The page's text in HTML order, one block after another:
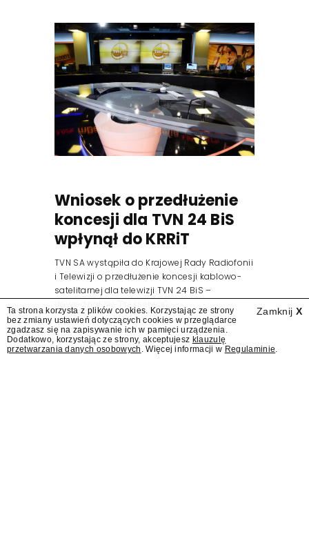
Wniosek o przedłużenie
koncesji dla TVN 24 BiS
wpłynął do KRRiT
TVN SA wystąpiła do Krajowej Rady Radiofonii
i Telewizji o przedłużenie koncesji kablowo-
satelitarnej dla telewizji TVN 24 BiS –
dowiedział się "Presserwis".
Zamknij X
Ta strona korzysta z plików cookies. Korzystając ze strony
bez zmiany ustawień dotyczących cookies w przeglądarce
zgadzasz się na zapisywanie ich w pamięci urządzenia.
Dodatkowo, korzystając ze strony, akceptujesz klauzulę
przetwarzania danych osobowych . Więcej informacji w Regulaminie.